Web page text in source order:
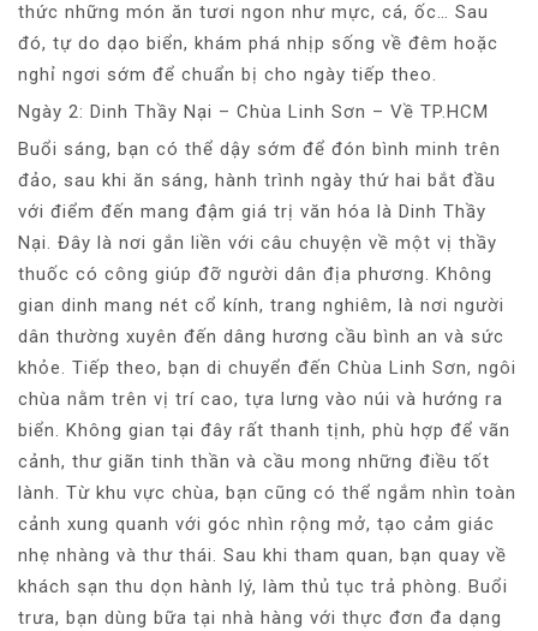
thức những món ăn tươi ngon như mực, cá, ốc… Sau
đó, tự do dạo biển, khám phá nhịp sống về đêm hoặc
nghỉ ngơi sớm để chuẩn bị cho ngày tiếp theo.
Ngày 2: Dinh Thầy Nại – Chùa Linh Sơn – Về TP.HCM
Buổi sáng, bạn có thể dậy sớm để đón bình minh trên
đảo, sau khi ăn sáng, hành trình ngày thứ hai bắt đầu
với điểm đến mang đậm giá trị văn hóa là Dinh Thầy
Nại. Đây là nơi gắn liền với câu chuyện về một vị thầy
thuốc có công giúp đỡ người dân địa phương. Không
gian dinh mang nét cổ kính, trang nghiêm, là nơi người
dân thường xuyên đến dâng hương cầu bình an và sức
khỏe. Tiếp theo, bạn di chuyển đến Chùa Linh Sơn, ngôi
chùa nằm trên vị trí cao, tựa lưng vào núi và hướng ra
biển. Không gian tại đây rất thanh tịnh, phù hợp để vãn
cảnh, thư giãn tinh thần và cầu mong những điều tốt
lành. Từ khu vực chùa, bạn cũng có thể ngắm nhìn toàn
cảnh xung quanh với góc nhìn rộng mở, tạo cảm giác
nhẹ nhàng và thư thái. Sau khi tham quan, bạn quay về
khách sạn thu dọn hành lý, làm thủ tục trả phòng. Buổi
trưa, bạn dùng bữa tại nhà hàng với thực đơn đa dạng